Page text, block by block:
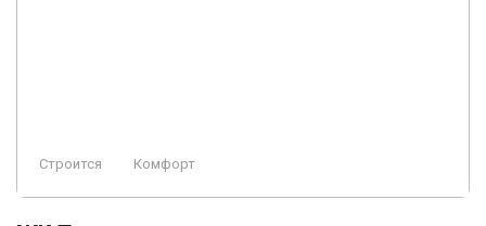
Строится Комфорт